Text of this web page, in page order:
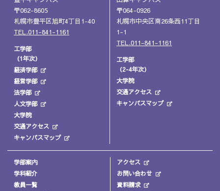
〒062-8605
札幌市豊平区旭町4丁目1-40
TEL.011-841-1161
工学部
（1年次）
経済学部
経営学部
法学部
人文学部
大学院
交通アクセス
キャンパスマップ
〒064-0926
札幌市中央区南26条西11丁目
1-1
TEL.011-841-1161
工学部
（2-4年次）
大学院
交通アクセス
キャンパスマップ
学部案内
学科紹介
教員一覧
アクセス
お問い合わせ
資料請求